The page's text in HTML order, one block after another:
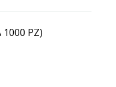
1000 PZ)